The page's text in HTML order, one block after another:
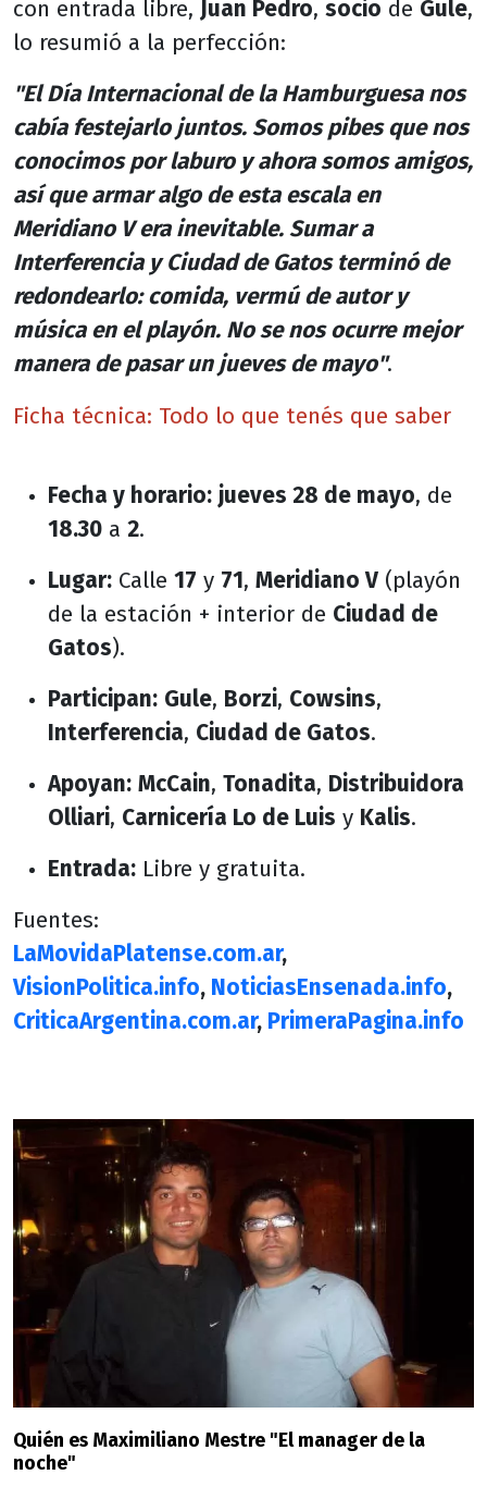
con entrada libre, Juan Pedro, socio de Gule,
lo resumió a la perfección:
"El Día Internacional de la Hamburguesa nos
cabía festejarlo juntos. Somos pibes que nos
conocimos por laburo y ahora somos amigos,
así que armar algo de esta escala en
Meridiano V era inevitable. Sumar a
Interferencia y Ciudad de Gatos terminó de
redondearlo: comida, vermú de autor y
música en el playón. No se nos ocurre mejor
manera de pasar un jueves de mayo".
Ficha técnica: Todo lo que tenés que saber
Fecha y horario: jueves 28 de mayo, de
18.30 a 2.
Lugar: Calle 17 y 71, Meridiano V (playón
de la estación + interior de Ciudad de
Gatos).
Participan: Gule, Borzi, Cowsins,
Interferencia, Ciudad de Gatos.
Apoyan: McCain, Tonadita, Distribuidora
Olliari, Carnicería Lo de Luis y Kalis.
Entrada: Libre y gratuita.
Fuentes:
LaMovidaPlatense.com.ar,
VisionPolitica.info, NoticiasEnsenada.info,
CriticaArgentina.com.ar, PrimeraPagina.info
Quién es Maximiliano Mestre "El manager de la
noche"